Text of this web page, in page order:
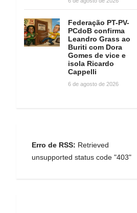
Federação PT-PV-
PCdoB confirma
Leandro Grass ao
Buriti com Dora
Gomes de vice e
isola Ricardo
Cappelli
6 de agosto de 2026
Erro de RSS: Retrieved
unsupported status code "403"